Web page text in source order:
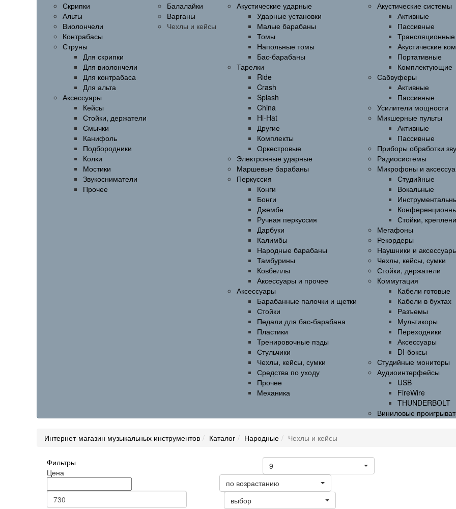
Скрипки
Альты
Виолончели
Контрабасы
Струны
Для скрипки
Для виолончели
Для контрабаса
Для альта
Аксессуары
Кейсы
Стойки, держатели
Смычки
Канифоль
Подбородники
Колки
Мостики
Звукосниматели
Прочее
Балалайки
Варганы
Чехлы и кейсы
Акустические ударные
Ударные установки
Малые барабаны
Томы
Напольные томы
Бас-барабаны
Тарелки
Ride
Crash
Splash
China
Hi-Hat
Другие
Комплекты
Оркестровые
Электронные ударные
Маршевые барабаны
Перкуссия
Конги
Бонги
Джембе
Ручная перкуссия
Дарбуки
Калимбы
Народные барабаны
Тамбурины
Ковбеллы
Аксессуары и прочее
Аксессуары
Барабанные палочки и щетки
Стойки
Педали для бас-барабана
Пластики
Тренировочные пэды
Стульчики
Чехлы, кейсы, сумки
Средства по уходу
Прочее
Механика
Акустические системы
Активные
Пассивные
Трансляционные
Акустические
Портативные
Комплектующие
Сабвуферы
Активные
Пассивные
Усилители мощности
Микшерные пульты
Активные
Пассивные
Приборы обработки
Радиосистемы
Микрофоны и
Студийные
Вокальные
Стойки,
Мегафоны
Рекордеры
Наушники и
Чехлы, кейсы, сумки
Стойки, держатели
Коммутация
Кабели готовые
Кабели в бухтах
Разъемы
Мультикоры
Переходники
Аксессуары
DI-боксы
Студийные мониторы
Аудиоинтерфейсы
USB
FireWire
THUNDERBOLT
Виниловые
Интернет-магазин музыкальных инструментов Каталог Народные Чехлы и кейсы
Фильтры
Цена
9
по возрастанию
выбор